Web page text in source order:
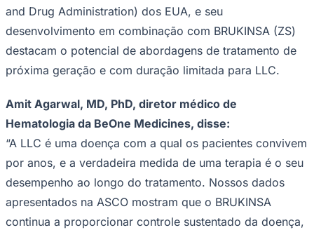
Cidades da Região
Pirapora
do Bom JesusAraçariguamaCajamarCaieirasFranco da
RochaFrancisco MoratoTaboão da SerraEmbu das ArtesSão Roque
Para Sua Empresa
Guia de Empresas
Vagas na Região Novo
Hub de Negócios
Guia Comercial
Selo Verificado
Portal Educacional
Agenda de Vestibulares
Vagas de Emprego
Concursos
and Drug Administration) dos EUA, e seu
desenvolvimento em combinação com BRUKINSA (ZS)
destacam o potencial de abordagens de tratamento de
próxima geração e com duração limitada para LLC.
Amit Agarwal, MD, PhD, diretor médico de
Hematologia da BeOne Medicines, disse:
“A LLC é uma doença com a qual os pacientes convivem
por anos, e a verdadeira medida de uma terapia é o seu
desempenho ao longo do tratamento. Nossos dados
apresentados na ASCO mostram que o BRUKINSA
continua a proporcionar controle sustentado da doença,